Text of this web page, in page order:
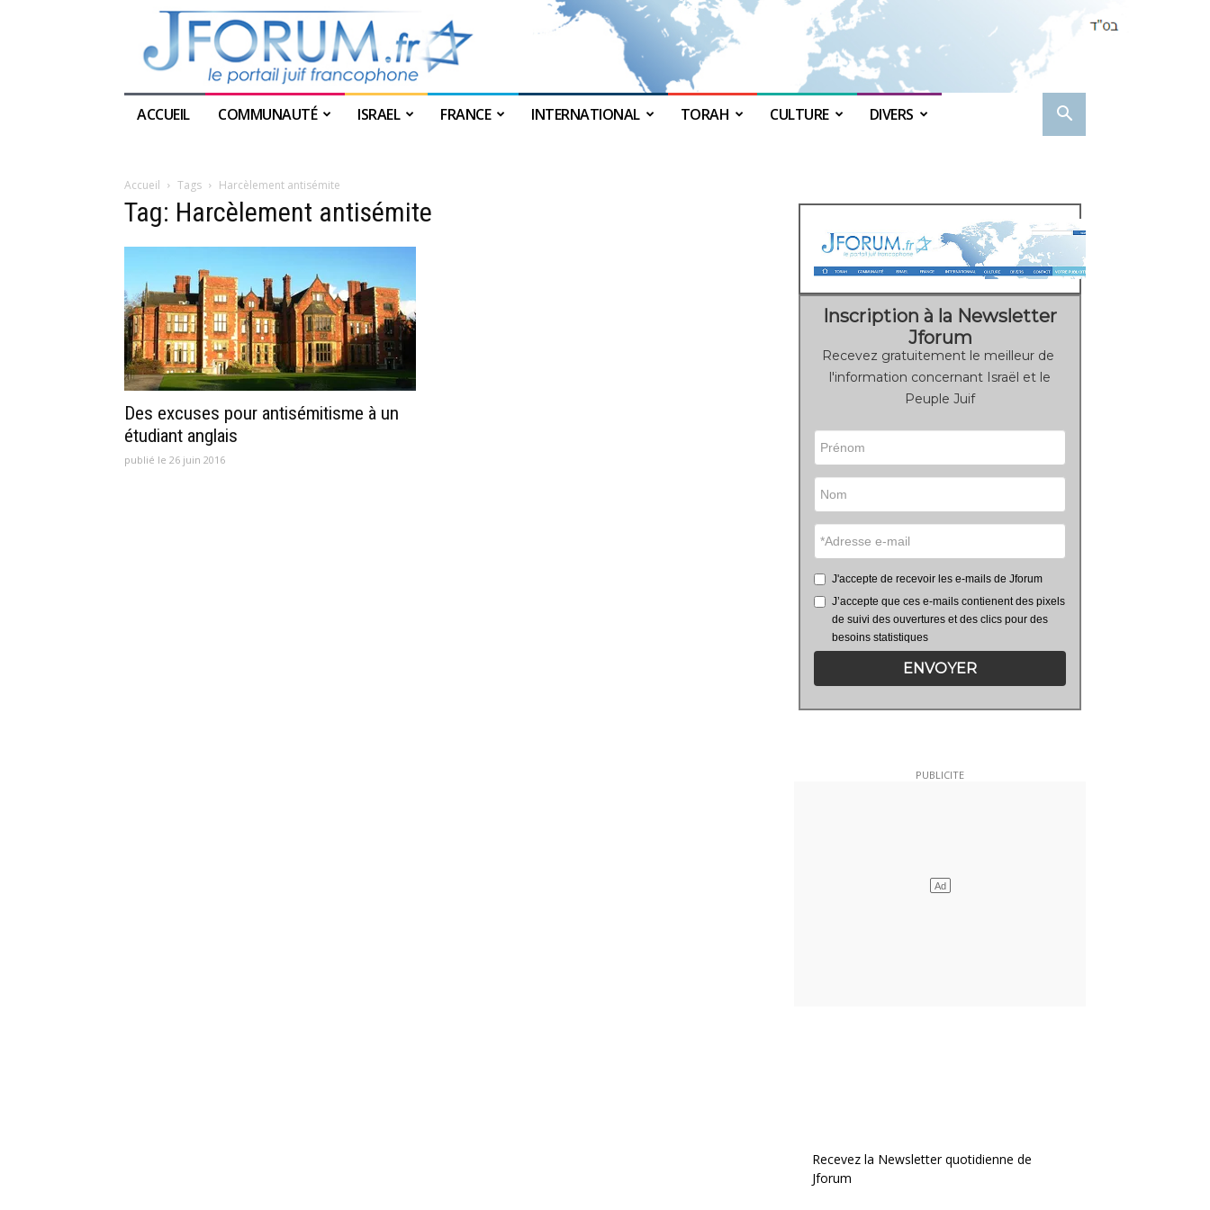
ACCUEIL COMMUNAUTÉ ISRAEL FRANCE INTERNATIONAL TORAH CULTURE DIVERS
Accueil Tags Harcèlement antisémite
Tag: Harcèlement antisémite
Des excuses pour antisémitisme à un
étudiant anglais
publié le 26 juin 2016
Inscription à la Newsletter
Jforum
Recevez gratuitement le meilleur de
l'information concernant Israël et le
Peuple Juif
J'accepte de recevoir les e-mails de Jforum
J’accepte que ces e-mails contienent des pixels
de suivi des ouvertures et des clics pour des
besoins statistiques
ENVOYER
Recevez la Newsletter quotidienne de
Jforum